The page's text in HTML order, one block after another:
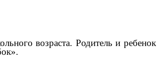
возраста. Родитель и